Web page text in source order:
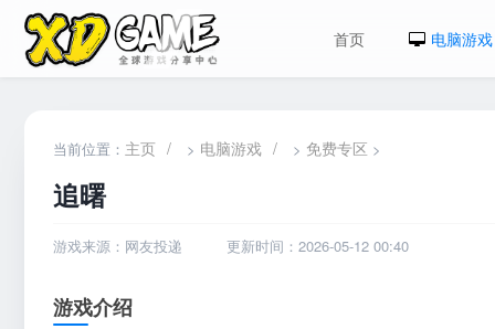
首页 电脑游戏
当前位置： 主页 / > 电脑游戏 / > 免费专区 >
追曙
游戏来源：网友投递 更新时间：2026-05-12 00:40
游戏介绍